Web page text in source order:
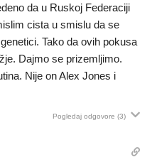
da u Ruskoj Federaciji
cista u smislu da se
Tako da ovih pokusa
Dajmo se prizemljimo.
Nije on Alex Jones i
Pogledaj odgovore (3)